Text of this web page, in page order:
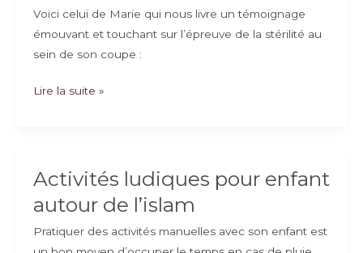
Voici celui de Marie qui nous livre un témoignage
émouvant et touchant sur l’épreuve de la stérilité au
sein de son coupe :
Mon
la
Lire la suite »
Activités ludiques pour enfant
autour de l’islam
Pratiquer des activités manuelles avec son enfant est